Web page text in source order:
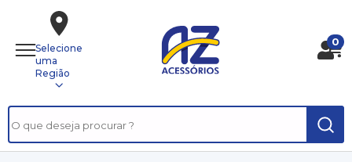
Selecione
uma
Região
0